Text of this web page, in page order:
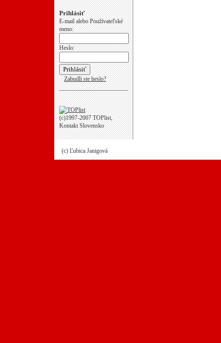
Prihlásiť
E-mail alebo Používateľské
meno:
Heslo:
Zabudli ste heslo?
(c)1997-2007 TOPlist,
Kontakt Slovensko
(c) Ľubica Janigová